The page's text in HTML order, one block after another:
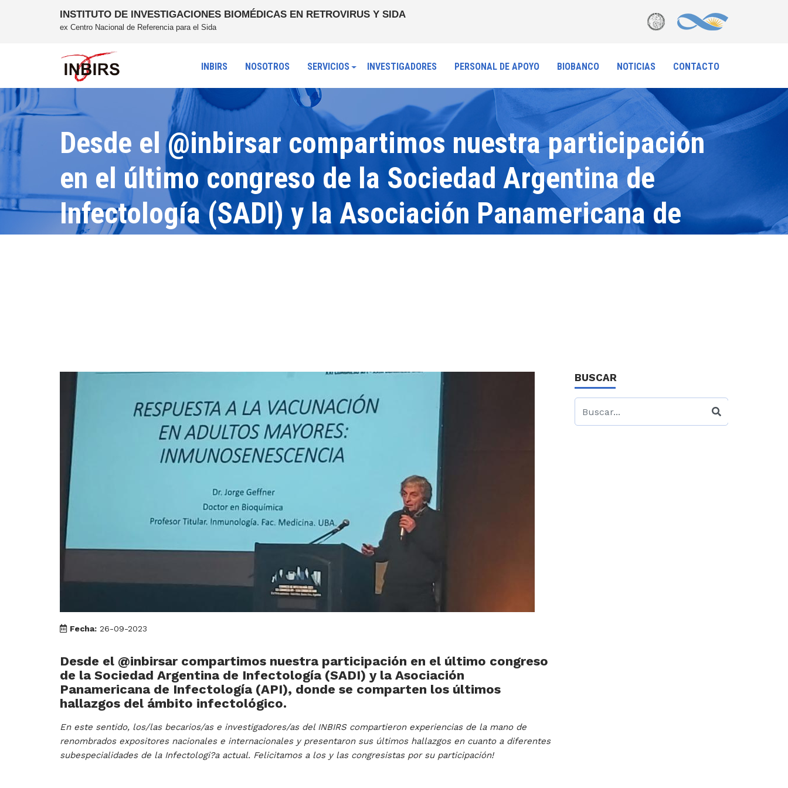
INSTITUTO DE INVESTIGACIONES BIOMÉDICAS EN RETROVIRUS Y SIDA
ex Centro Nacional de Referencia para el Sida
INBIRS NOSOTROS SERVICIOS INVESTIGADORES PERSONAL DE APOYO BIOBANCO NOTICIAS CONTACTO
Desde el @inbirsar compartimos nuestra participación
en el último congreso de la Sociedad Argentina de
Infectología (SADI) y la Asociación Panamericana de
Fecha: 26-09-2023
Desde el @inbirsar compartimos nuestra participación en el último congreso
de la Sociedad Argentina de Infectología (SADI) y la Asociación
Panamericana de Infectología (API), donde se comparten los últimos
hallazgos del ámbito infectológico.
En este sentido, los/las becarios/as e investigadores/as del INBIRS compartieron experiencias de la mano de
renombrados expositores nacionales e internacionales y presentaron sus últimos hallazgos en cuanto a diferentes
subespecialidades de la Infectologi?a actual. Felicitamos a los y las congresistas por su participación!
BUSCAR